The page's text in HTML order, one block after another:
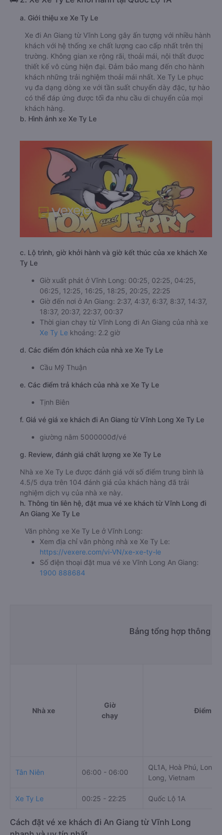
a. Giới thiệu xe Xe Ty Le
Xe đi An Giang từ Vĩnh Long gây ấn tượng với nhiều hành
khách với hệ thống xe chất lượng cao cấp nhất trên thị
trường. Không gian xe rộng rãi, thoải mái, nội thất được
thiết kế vô cùng hiện đại. Đảm bảo mang đến cho hành
khách những trải nghiệm thoải mái nhất. Xe Ty Le phục
vụ đa dạng dòng xe với tần suất chuyến dày đặc, tự hào
có thể đáp ứng được tối đa nhu cầu di chuyển của mọi
khách hàng.
b. Hình ảnh xe Xe Ty Le
c. Lộ trình, giờ khởi hành và giờ kết thúc của xe khách Xe
Ty Le
Giờ xuất phát ở Vĩnh Long: 00:25, 02:25, 04:25,
06:25, 12:25, 16:25, 18:25, 20:25, 22:25
Giờ đến nơi ở An Giang: 2:37, 4:37, 6:37, 8:37, 14:37,
18:37, 20:37, 22:37, 00:37
Thời gian chạy từ Vĩnh Long đi An Giang của nhà xe
Xe Ty Le khoảng: 2.2 giờ
d. Các điểm đón khách của nhà xe Xe Ty Le
Cầu Mỹ Thuận
e. Các điểm trả khách của nhà xe Xe Ty Le
Tịnh Biên
f. Giá vé giá xe khách đi An Giang từ Vĩnh Long Xe Ty Le
giường nằm 5000000đ/vé
g. Review, đánh giá chất lượng xe Xe Ty Le
Nhà xe Xe Ty Le được đánh giá với số điểm trung bình là
4.5/5 dựa trên 104 đánh giá của khách hàng đã trải
nghiệm dịch vụ của nhà xe này.
h. Thông tin liên hệ, đặt mua vé xe khách từ Vĩnh Long đi
An Giang Xe Ty Le
Văn phòng xe Xe Ty Le ở Vĩnh Long:
Xem địa chỉ văn phòng nhà xe Xe Ty Le:
https://vexere.com/vi-VN/xe-xe-ty-le
Số điện thoại đặt mua vé xe Vĩnh Long An Giang:
1900 888684
Bảng tổng hợp thông
Nhà xe
Giờ
chạy
Điểm đi
Tân Niên 06:00 - 06:00
QL1A, Hoà Phú, Long
Long, Vietnam
Xe Ty Le 00:25 - 22:25 Quốc Lộ 1A
Cách đặt vé xe khách đi An Giang từ Vĩnh Long